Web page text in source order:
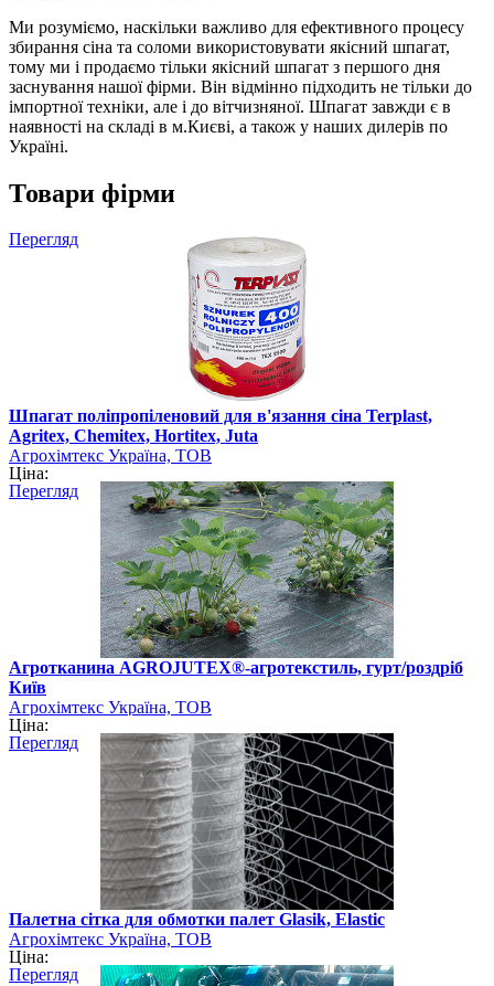
Ми розуміємо, наскільки важливо для ефективного процесу
збирання сіна та соломи використовувати якісний шпагат,
тому ми і продаємо тільки якісний шпагат з першого дня
заснування нашої фірми. Він відмінно підходить не тільки до
імпортної техніки, але і до вітчизняної. Шпагат завжди є в
наявності на складі в м.Києві, а також у наших дилерів по
Україні.
Товари фірми
Перегляд
Шпагат поліпропіленовий для в'язання сіна Terplast,
Agritex, Chemitex, Hortitex, Juta
Агрохімтекс Україна, ТОВ
Ціна:
Перегляд
Агротканина AGROJUTEX®-агротекстиль, гурт/роздріб
Київ
Агрохімтекс Україна, ТОВ
Ціна:
Перегляд
Палетна сітка для обмотки палет Glasik, Elastic
Агрохімтекс Україна, ТОВ
Ціна:
Перегляд